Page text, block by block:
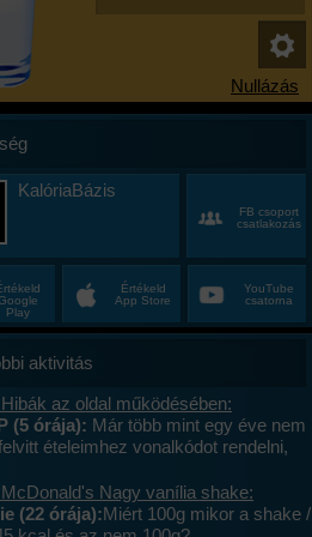
KalóriaBázis
FB csoport
csatlakozás
Play
Értékeld
App Store
YouTube
csatorna
aktivitás
az oldal működésében:
(5 órája): Már több mint egy éve nem
ételeimhez vonalkódot rendelni,
megy. A mások által megadott
le tudom olvasni , jól működik. .
cseréltem, a legújabb android fut,
Nagy vanília shake:
(22 órája):Miért 100g mikor a shake /